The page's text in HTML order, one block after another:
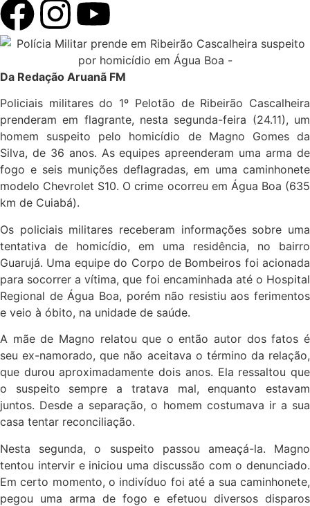
Da Redação Aruanã FM
Policiais militares do 1º Pelotão de Ribeirão Cascalheira
prenderam em flagrante, nesta segunda-feira (24.11), um
homem suspeito pelo homicídio de Magno Gomes da
Silva, de 36 anos. As equipes apreenderam uma arma de
fogo e seis munições deflagradas, em uma caminhonete
modelo Chevrolet S10. O crime ocorreu em Água Boa (635
km de Cuiabá).
Os policiais militares receberam informações sobre uma
tentativa de homicídio, em uma residência, no bairro
Guarujá. Uma equipe do Corpo de Bombeiros foi acionada
para socorrer a vítima, que foi encaminhada até o Hospital
Regional de Água Boa, porém não resistiu aos ferimentos
e veio à óbito, na unidade de saúde.
A mãe de Magno relatou que o então autor dos fatos é
seu ex-namorado, que não aceitava o término da relação,
que durou aproximadamente dois anos. Ela ressaltou que
o suspeito sempre a tratava mal, enquanto estavam
juntos. Desde a separação, o homem costumava ir a sua
casa tentar reconciliação.
Nesta segunda, o suspeito passou ameaçá-la. Magno
tentou intervir e iniciou uma discussão com o denunciado.
Em certo momento, o indivíduo foi até a sua caminhonete,
pegou uma arma de fogo e efetuou diversos disparos